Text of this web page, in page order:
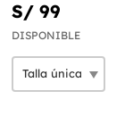
S/ 99
DISPONIBLE